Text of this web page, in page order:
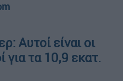
Αυτοί είναι οι
για τα 10,9 εκατ.